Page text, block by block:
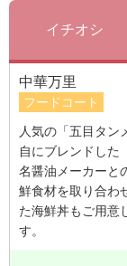
イチオシ
中華万里
フードコート
人気の「五目タン
自にブレンドした
名醤油メーカーと
鮮食材を取り合わ
た海鮮丼もご用意
す。